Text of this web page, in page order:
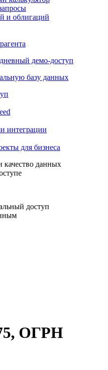
и облигаций
демо-доступ
базу данных
интеграции
для бизнеса
качество данных
доступ
ОГРН